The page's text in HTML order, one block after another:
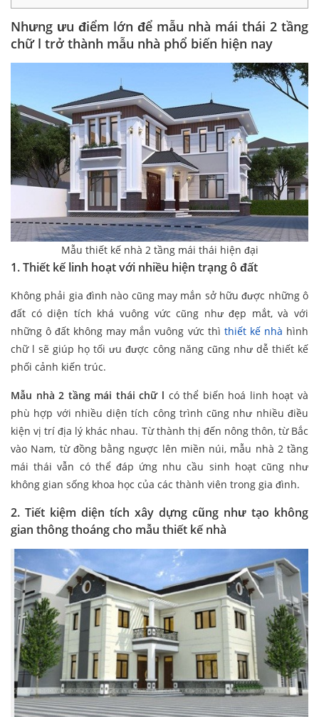
Nhưng ưu điểm lớn để mẫu nhà mái thái 2 tầng
chữ l trở thành mẫu nhà phổ biến hiện nay
Mẫu thiết kế nhà 2 tầng mái thái hiện đại
1. Thiết kế linh hoạt với nhiều hiện trạng ô đất
Không phải gia đình nào cũng may mắn sở hữu được những ô
đất có diện tích khá vuông vức cũng như đẹp mắt, và với
những ô đất không may mắn vuông vức thì thiết kế nhà hình
chữ l sẽ giúp họ tối ưu được công năng cũng như dễ thiết kế
phối cảnh kiến trúc.
Mẫu nhà 2 tầng mái thái chữ l có thể biến hoá linh hoạt và
phù hợp với nhiều diện tích công trình cũng như nhiều điều
kiện vị trí địa lý khác nhau. Từ thành thị đến nông thôn, từ Bắc
vào Nam, từ đồng bằng ngược lên miền núi, mẫu nhà 2 tầng
mái thái vẫn có thể đáp ứng nhu cầu sinh hoạt cũng như
không gian sống khoa học của các thành viên trong gia đình.
2. Tiết kiệm diện tích xây dựng cũng như tạo không
gian thông thoáng cho mẫu thiết kế nhà